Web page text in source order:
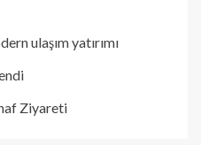
ulaşım yatırımı
Ziyareti